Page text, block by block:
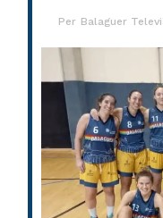
Per Balaguer